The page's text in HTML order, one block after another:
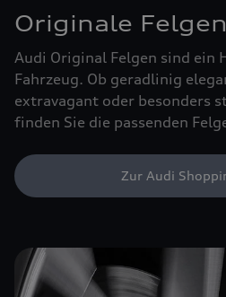
Originale
Audi Original Felgen sind ein
Fahrzeug. Ob geradlinig
extravagant oder besonders
finden Sie die passenden
Zur Audi